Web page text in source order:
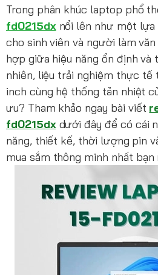
Trong phân khúc laptop phổ
fd0215dxnổi lên như một lựa
cho sinh viên và người làm
hợp giữa hiệu năng ổn định và
nhiên, liệu trải nghiệm thực tế
inch cùng hệ thống tản nhiệt
ưu? Tham khảo ngay bài viết
fd0215dxdưới đây để có cái
năng, thiết kế, thời lượng pin
mua sắm thông minh nhất bạn